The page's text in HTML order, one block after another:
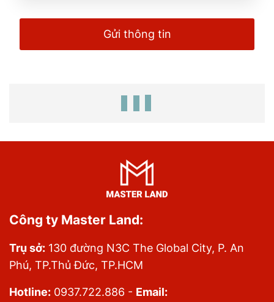
Gửi thông tin
Công ty Master Land:
Trụ sở: 130 đường N3C The Global City, P. An
Phú, TP.Thủ Đức, TP.HCM
Hotline: 0937.722.886 - Email: